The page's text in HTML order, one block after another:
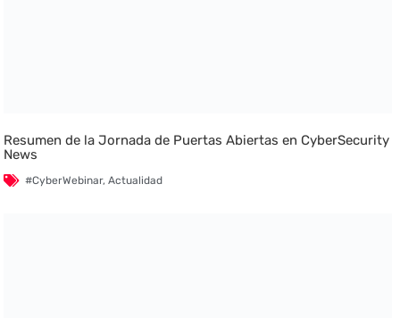
Resumen de la Jornada de Puertas Abiertas en CyberSecurity
News
#CyberWebinar,Actualidad